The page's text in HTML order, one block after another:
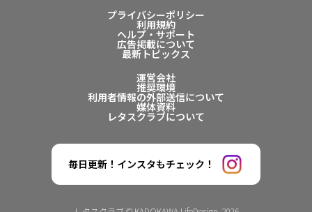
プライバシーポリシー
利用規約
ヘルプ・サポート
広告掲載について
最新トピックス
運営会社
推奨環境
利用者情報の外部送信について
媒体資料
レタスクラブについて
毎日更新！インスタもチェック！